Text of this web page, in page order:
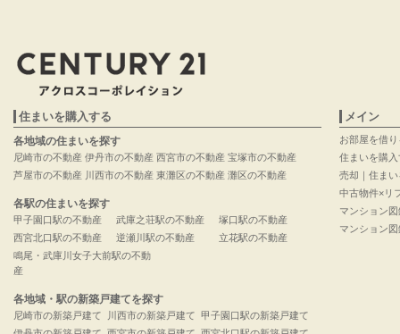
住まいを購入する
各地域の住まいを探す
尼崎市の不動産
芦屋市の不動産
伊丹市の不動産
川西市の不動産
西宮市の不動産
東灘区の不動産
宝塚市の不動産
灘区の不動産
各駅の住まいを探す
甲子園口駅の不動産
西宮北口駅の不動産
武庫之荘駅の不動産
逆瀬川駅の不動産
塚口駅の不動産
立花駅の不動産
鳴尾・武庫川女子大前駅の不動
産
各地域・駅の新築戸建てを探す
尼崎市の新築戸建て
川西市の新築戸建て 甲子園口駅の新築戸建て
メイン
お部屋を借り
住まいを購入
売却｜住ま
中古物件×リ
マンション
マンション